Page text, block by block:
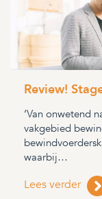
Review!
‘Van onwetend
vakgebied
waarbij…
Lees verder